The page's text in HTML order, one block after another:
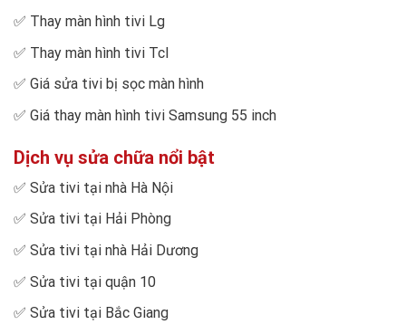
✅ Thay màn hình tivi Lg
✅ Thay màn hình tivi Tcl
✅ Giá sửa tivi bị sọc màn hình
✅ Giá thay màn hình tivi Samsung 55 inch
Dịch vụ sửa chữa nổi bật
✅ Sửa tivi tại nhà Hà Nội
✅ Sửa tivi tại Hải Phòng
✅ Sửa tivi tại nhà Hải Dương
✅ Sửa tivi tại quận 10
✅ Sửa tivi tại Bắc Giang